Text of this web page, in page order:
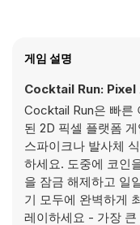
게임 설명
Cocktail Run: Pixel
Cocktail Run은 빠른
된 2D 픽셀 플랫폼
스파이크나 발사체
하세요. 도중에 코인
을 잠금 해제하고 일
기 모두에 완벽하게
레이하세요 - 가장